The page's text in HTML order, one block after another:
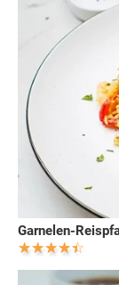
Garnelen-